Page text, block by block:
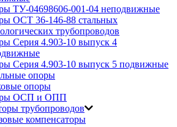
ТУ-04698606-001-04 неподвижные
ОСТ 36-146-88 стальных
трубопроводов
Серия 4.903-10 выпуск 4
Серия 4.903-10 выпуск 5 подвижные
опоры
опоры
ОСП и ОПП
трубопроводов
компенсаторы